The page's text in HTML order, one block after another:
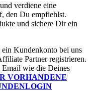
verdiene eine
den Du empfiehlst.
und sichere Dir ein
Kundenkonto bei uns
Partner registrieren.
Email wie die Deines
VORHANDENE